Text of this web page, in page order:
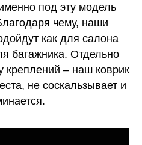
под эту модель
чему, наши
как для салона
багажника. Отдельно
креплений – наш коврик
не соскальзывает и